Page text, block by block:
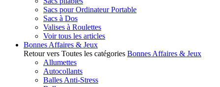
Sacs pour Ordinateur Portable
Sacs à Dos
Valises à Roulettes
Voir tous les articles
Bonnes Affaires & Jeux
Retour vers Toutes les catégories Bonnes Affaires & Jeux
Allumettes
Autocollants
Balles Anti-Stress